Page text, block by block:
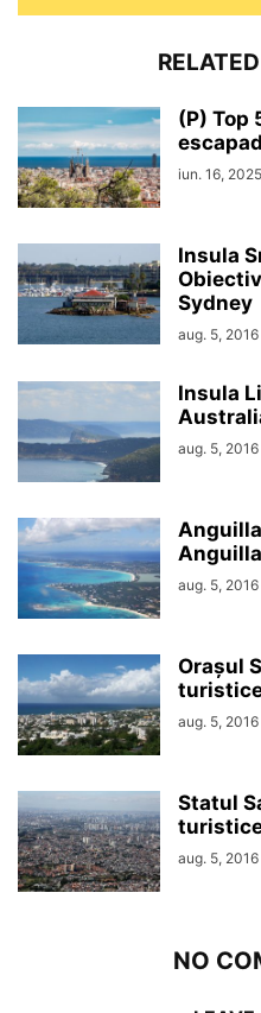
(P) Top
iun. 16, 2025
Insula
Sydney
aug. 5, 2016
Insula
aug. 5, 2016
aug. 5, 2016
Orașul
turistice
aug. 5, 2016
Statul
turistice
aug. 5, 2016
NO